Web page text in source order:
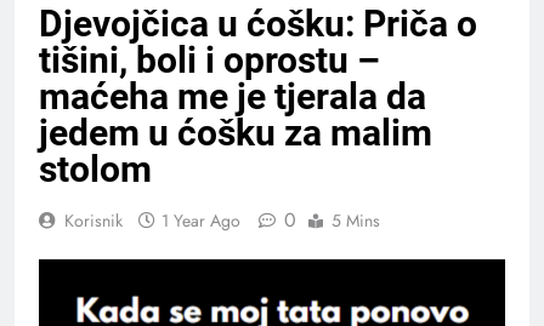
Djevojčica u ćošku: Priča o
tišini, boli i oprostu –
maćeha me je tjerala da
jedem u ćošku za malim
stolom
Korisnik 1 Year Ago 0 5 Mins